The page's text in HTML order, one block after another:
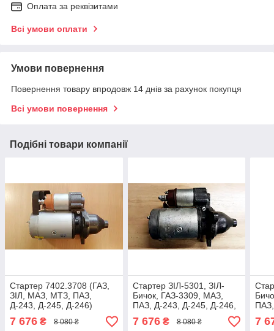
Оплата за реквізитами
Всі умови оплати
Умови повернення
Повернення товару впродовж 14 днів за рахунок покупця
Всі умови повернення
Подібні товари компанії
Стартер 7402.3708 (ГАЗ,
ЗІЛ, МАЗ, МТЗ, ПАЗ,
Д-243, Д-245, Д-246)
7 676 ₴ 8 080 ₴
Стартер ЗІЛ-5301, ЗІЛ-
Бичок, ГАЗ-3309, МАЗ,
ПАЗ, Д-243, Д-245, Д-246,
EURO-2, МТЗ БЄЛАРУС,
7402.3708
7 676₴ 8 080 ₴
Д-
7